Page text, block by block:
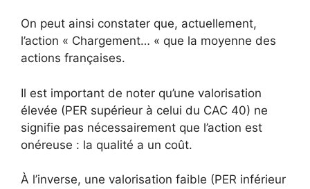
On peut ainsi constater que, actuellement,
l’action « Chargement… « que la moyenne des
actions françaises.
Il est important de noter qu’une valorisation
élevée (PER supérieur à celui du CAC 40) ne
signifie pas nécessairement que l’action est
onéreuse : la qualité a un coût.
À l’inverse, une valorisation faible (PER inférieur